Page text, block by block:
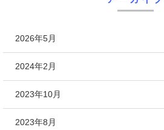
2026年5月
2024年2月
2023年10月
2023年8月